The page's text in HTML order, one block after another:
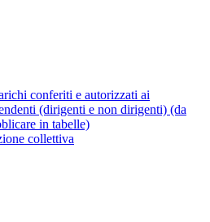
conferiti e autorizzati ai
(dirigenti e non dirigenti) (da
in tabelle)
collettiva